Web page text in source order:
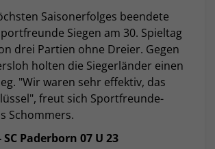
Saisonerfolges beendete
Siegen am 30. Spieltag
drei Partien ohne Dreier. Gegen
holten die Siegerländer einen
"Wir waren sehr effektiv, das
freut sich Sportfreunde-
Schommers.
SC Paderborn 07 U 23